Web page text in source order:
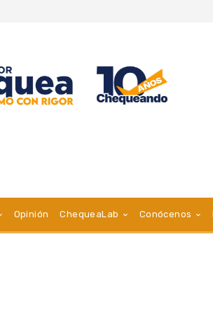
Opinión ChequeaLab Conócenos